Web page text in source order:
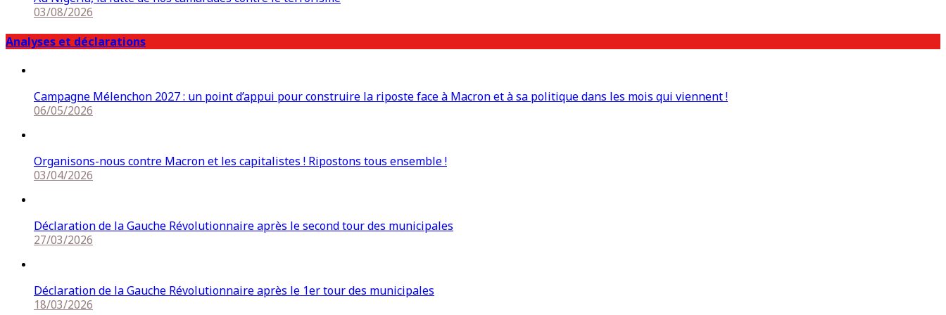
03/08/2026
Analyses et déclarations
Campagne Mélenchon 2027 : un point d’appui pour construire la riposte face à Macron et à sa politique dans les mois qui viennent !
06/05/2026
Organisons-nous contre Macron et les capitalistes ! Ripostons tous ensemble !
03/04/2026
Déclaration de la Gauche Révolutionnaire après le second tour des municipales
27/03/2026
Déclaration de la Gauche Révolutionnaire après le 1er tour des municipales
18/03/2026